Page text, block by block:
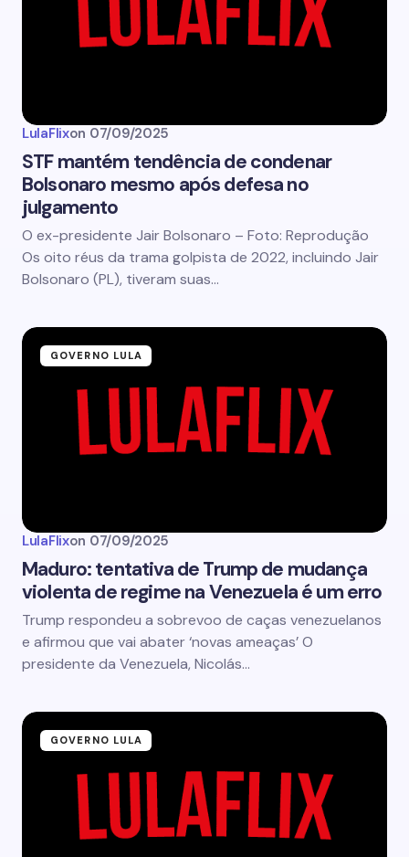
LulaFlixon 07/09/2025
STF mantém tendência de condenar
Bolsonaro mesmo após defesa no
julgamento
O ex-presidente Jair Bolsonaro – Foto: Reprodução
Os oito réus da trama golpista de 2022, incluindo Jair
Bolsonaro (PL), tiveram suas…
GOVERNO LULA
LulaFlixon 07/09/2025
Maduro: tentativa de Trump de mudança
violenta de regime na Venezuela é um erro
Trump respondeu a sobrevoo de caças venezuelanos
e afirmou que vai abater ‘novas ameaças’ O
presidente da Venezuela, Nicolás…
GOVERNO LULA